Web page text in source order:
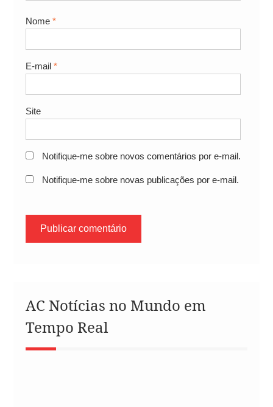
Nome *
E-mail *
Site
Notifique-me sobre novos comentários por e-mail.
Notifique-me sobre novas publicações por e-mail.
AC Notícias no Mundo em
Tempo Real